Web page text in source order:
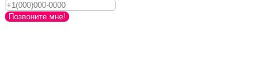
Позвоните мне!